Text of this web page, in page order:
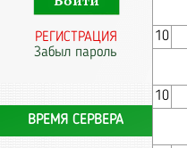
РЕГИСТРАЦИЯ
Забыл пароль
ВРЕМЯ СЕРВЕРА
10
10